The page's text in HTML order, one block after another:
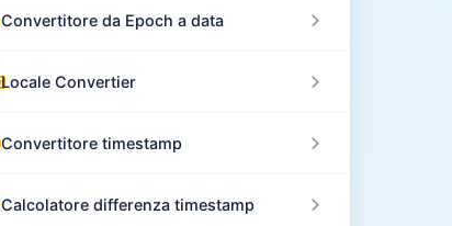
Convertitore da Epoch a data
Locale Convertier
Convertitore timestamp
Calcolatore differenza timestamp